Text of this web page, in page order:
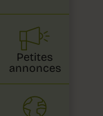
Petites
annonces